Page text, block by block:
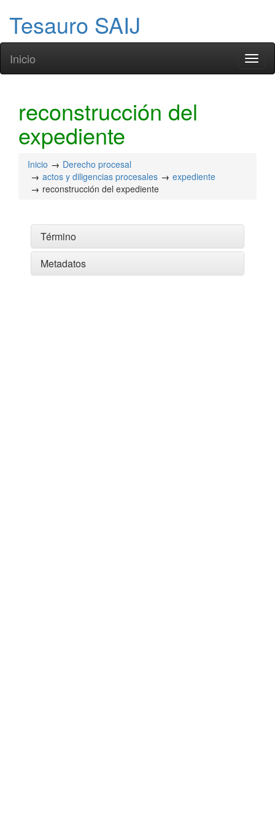
Tesauro SAIJ
Inicio
reconstrucción del
expediente
Inicio
Derecho procesal
actos y diligencias procesales
expediente
reconstrucción del expediente
Término
Metadatos